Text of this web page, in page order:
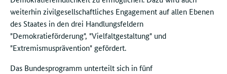
weiterhin zivilgesellschaftliches Engagement auf allen Ebenen
des Staates in den drei Handlungsfeldern
"Demokratieförderung", "Vielfaltgestaltung" und
"Extremismusprävention" gefördert.
Das Bundesprogramm unterteilt sich in fünf